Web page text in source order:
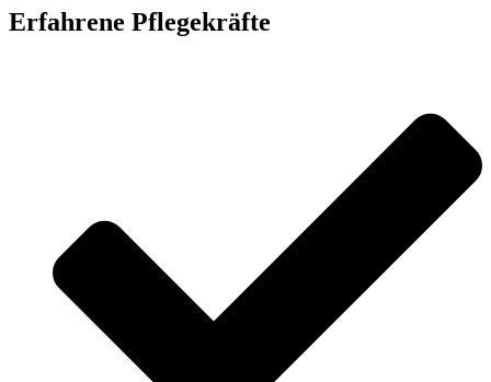
Erfahrene Pflegekräfte